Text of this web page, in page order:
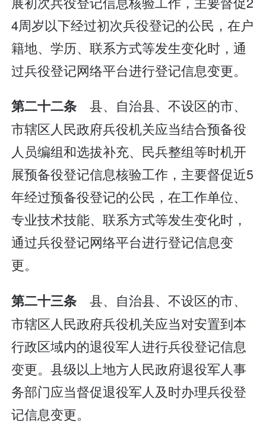
4周岁以下经过初次兵役登记的公民，在户
籍地、学历、联系方式等发生变化时，通
过兵役登记网络平台进行登记信息变更。
第二十二条 县、自治县、不设区的市、
市辖区人民政府兵役机关应当结合预备役
人员编组和选拔补充、民兵整组等时机开
展预备役登记信息核验工作，主要督促近5
年经过预备役登记的公民，在工作单位、
专业技术技能、联系方式等发生变化时，
通过兵役登记网络平台进行登记信息变
更。
第二十三条 县、自治县、不设区的市、
市辖区人民政府兵役机关应当对安置到本
行政区域内的退役军人进行兵役登记信息
变更。县级以上地方人民政府退役军人事
务部门应当督促退役军人及时办理兵役登
记信息变更。